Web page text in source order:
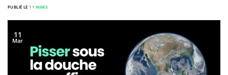
PUBLIÉ LE11 MARS
11
Mar